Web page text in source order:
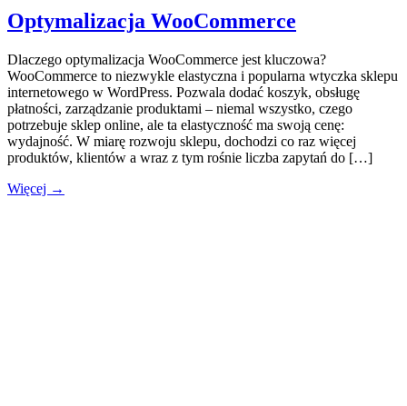
Optymalizacja WooCommerce
Dlaczego optymalizacja WooCommerce jest kluczowa?
WooCommerce to niezwykle elastyczna i popularna wtyczka sklepu
internetowego w WordPress. Pozwala dodać koszyk, obsługę
płatności, zarządzanie produktami – niemal wszystko, czego
potrzebuje sklep online, ale ta elastyczność ma swoją cenę:
wydajność. W miarę rozwoju sklepu, dochodzi co raz więcej
produktów, klientów a wraz z tym rośnie liczba zapytań do […]
Więcej →